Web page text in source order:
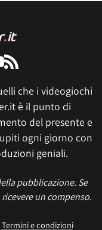
che i videogiochi
è il punto di
del presente e
ogni giorno con
geniali.
pubblicazione. Se
un compenso.
Termini e condizioni